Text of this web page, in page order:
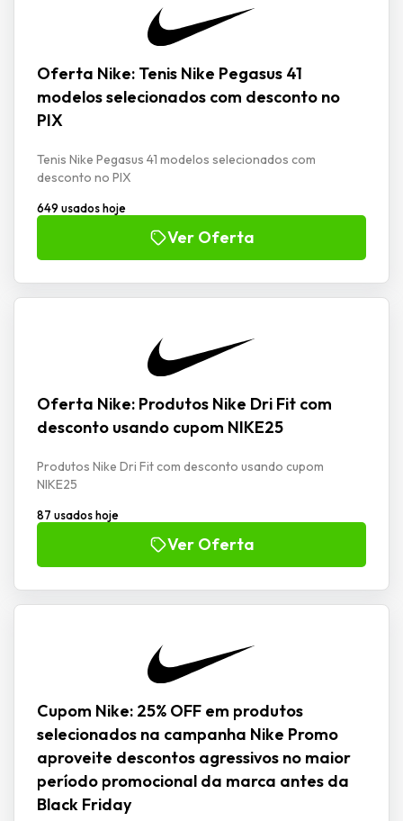
Oferta Nike: Tenis Nike Pegasus 41
modelos selecionados com desconto no
PIX
Tenis Nike Pegasus 41 modelos selecionados com
desconto no PIX
649 usados hoje
Ver Oferta
Oferta Nike: Produtos Nike Dri Fit com
desconto usando cupom NIKE25
Produtos Nike Dri Fit com desconto usando cupom
NIKE25
87 usados hoje
Ver Oferta
Cupom Nike: 25% OFF em produtos
selecionados na campanha Nike Promo
aproveite descontos agressivos no maior
período promocional da marca antes da
Black Friday